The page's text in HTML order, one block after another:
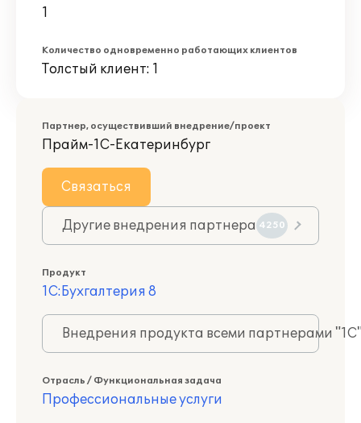
1
Количество одновременно работающих клиентов
Толстый клиент: 1
Партнер, осуществивший внедрение/проект
Прайм-1С-Екатеринбург
Связаться
Другие внедрения партнера 4250
Продукт
1С:Бухгалтерия 8
Внедрения продукта всеми партнерами
Отрасль / Функциональная задача
Профессиональные услуги